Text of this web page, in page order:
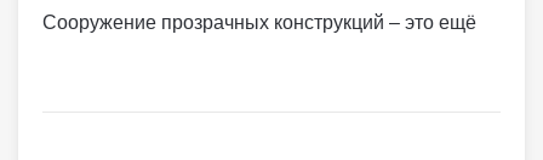
Сооружение прозрачных конструкций – это ещё